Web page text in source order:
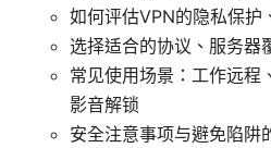
如何评估VPN的隐私保护
选择适合的协议、服务器
常见使用场景：工作远程
影音解锁
安全注意事项与避免陷阱